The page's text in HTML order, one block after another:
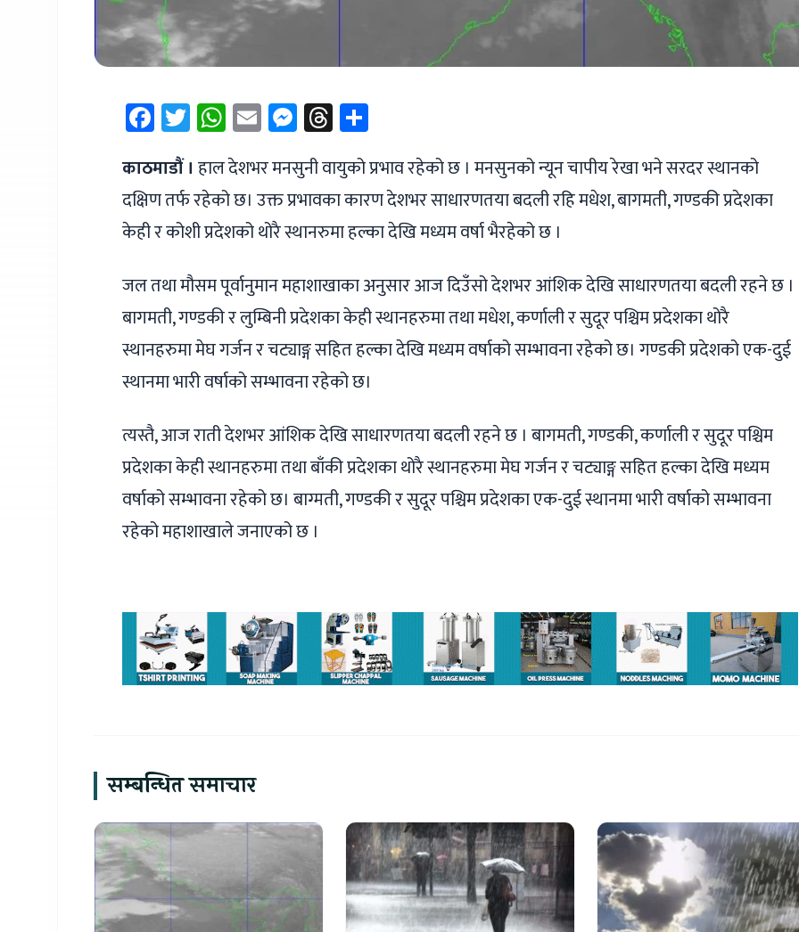
Facebook
Twitter
WhatsApp
EmailMessenger
Threads
काठमाडौं । हाल देशभर मनसुनी वायुको प्रभाव रहेको छ । मनसुनको न्यून चापीय रेखा भने सरदर स्थानको
दक्षिण तर्फ रहेको छ। उक्त प्रभावका कारण देशभर साधारणतया बदली रहि मधेश, बागमती, गण्डकी प्रदेशका
केही र कोशी प्रदेशको थोरै स्थानरुमा हल्का देखि मध्यम वर्षा भैरहेको छ ।
जल तथा मौसम पूर्वानुमान महाशाखाका अनुसार आज दिउँसो देशभर आंशिक देखि साधारणतया बदली रहने छ ।
बागमती, गण्डकी र लुम्बिनी प्रदेशका केही स्थानहरुमा तथा मधेश, कर्णाली र सुदूर पश्चिम प्रदेशका थोरै
स्थानहरुमा मेघ गर्जन र चट्याङ्ग सहित हल्का देखि मध्यम वर्षाको सम्भावना रहेको छ। गण्डकी प्रदेशको एक-दुई
स्थानमा भारी वर्षाको सम्भावना रहेको छ।
त्यस्तै, आज राती देशभर आंशिक देखि साधारणतया बदली रहने छ । बागमती, गण्डकी, कर्णाली र सुदूर पश्चिम
प्रदेशका केही स्थानहरुमा तथा बाँकी प्रदेशका थोरै स्थानहरुमा मेघ गर्जन र चट्याङ्ग सहित हल्का देखि मध्यम
वर्षाको सम्भावना रहेको छ। बाग्मती, गण्डकी र सुदूर पश्चिम प्रदेशका एक-दुई स्थानमा भारी वर्षाको सम्भावना
रहेको महाशाखाले जनाएको छ ।
सम्बन्धित समाचार